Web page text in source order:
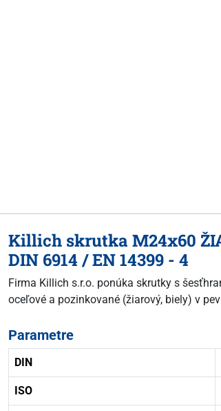
Killich skrutka M24x60
DIN 6914 / EN 14399 - 4
Firma Killich s.r.o. ponúka skrutky s
oceľové a pozinkované (žiarový, biely) v
Parametre
DIN
ISO